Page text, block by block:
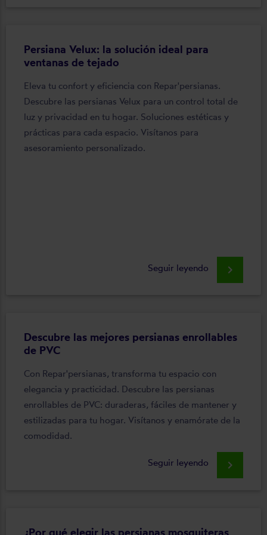
Persiana Velux: la solución ideal para
ventanas de tejado
Eleva tu confort y eficiencia con Repar'persianas.
Descubre las persianas Velux para un control total de
luz y privacidad en tu hogar. Soluciones estéticas y
prácticas para cada espacio. Visítanos para
asesoramiento personalizado.
Seguir leyendo keyboard_arrow_right
Descubre las mejores persianas enrollables
de PVC
Con Repar'persianas, transforma tu espacio con
elegancia y practicidad. Descubre las persianas
enrollables de PVC: duraderas, fáciles de mantener y
estilizadas para tu hogar. Visítanos y enamórate de la
comodidad.
Seguir leyendo keyboard_arrow_right
¿Por qué elegir las persianas mosquiteras